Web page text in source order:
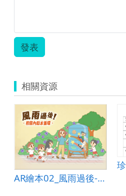
發表
相關資源
AR繪本02_風雨過後-校園內的水循環